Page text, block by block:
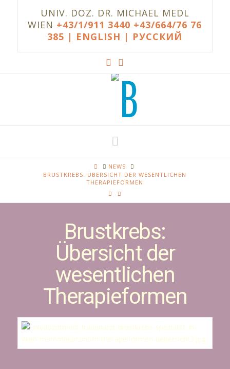
UNIV. DOZ. DR. MICHAEL MEDL
WIEN +43/1/911 3440 +43/664/76 76
385 | ENGLISH | РУССКИЙ
HOMENEWS
BRUSTKREBS: ÜBERSICHT DER WESENTLICHEN
THERAPIEFORMEN
Brustkrebs:
Übersicht der
wesentlichen
Therapieformen